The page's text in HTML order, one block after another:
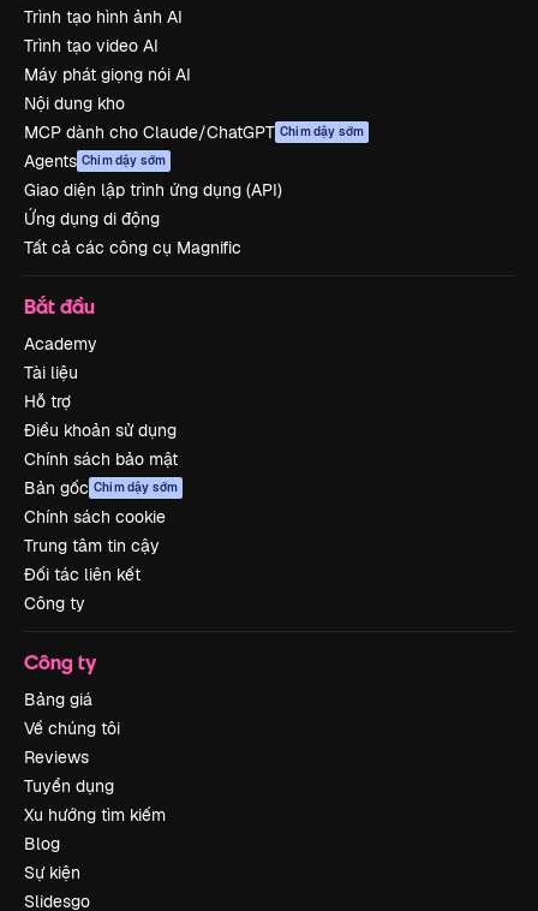
Trình tạo hình ảnh AI
Trình tạo video AI
Máy phát giọng nói AI
Nội dung kho
MCP dành cho Claude/ChatGPT Chim dậy sớm
Agents Chim dậy sớm
Giao diện lập trình ứng dụng (API)
Ứng dụng di động
Tất cả các công cụ Magnific
Bắt đầu
Academy
Tài liệu
Hỗ trợ
Điều khoản sử dụng
Chính sách bảo mật
Bản gốc Chim dậy sớm
Chính sách cookie
Trung tâm tin cậy
Đối tác liên kết
Công ty
Công ty
Bảng giá
Về chúng tôi
Reviews
Tuyển dụng
Xu hướng tìm kiếm
Blog
Sự kiện
Slidesgo